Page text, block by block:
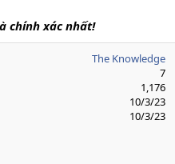
chính xác nhất!
The Knowledge
7
1,176
10/3/23
10/3/23